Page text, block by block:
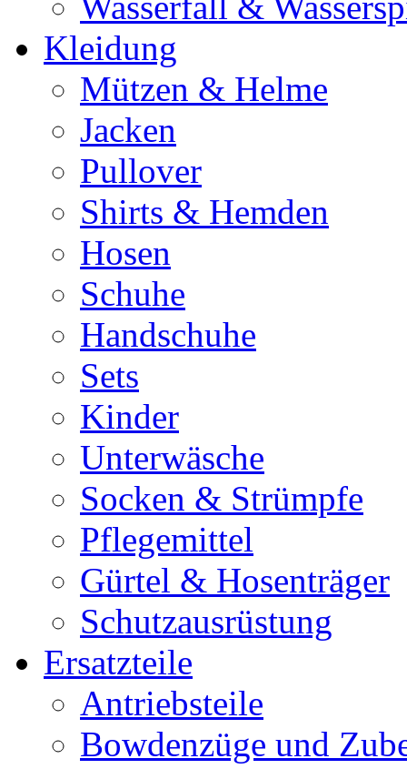
Kleidung
Mützen & Helme
Jacken
Pullover
Shirts & Hemden
Hosen
Schuhe
Handschuhe
Sets
Kinder
Unterwäsche
Socken & Strümpfe
Pflegemittel
Gürtel & Hosenträger
Schutzausrüstung
Ersatzteile
Antriebsteile
Bowdenzüge und